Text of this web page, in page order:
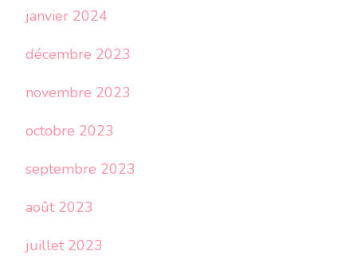
janvier 2024
décembre 2023
novembre 2023
octobre 2023
septembre 2023
août 2023
juillet 2023